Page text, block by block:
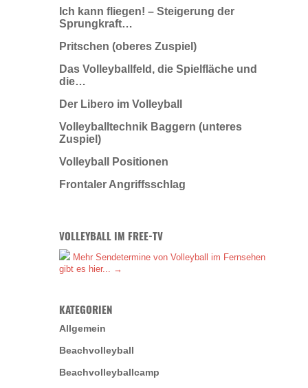
Ich kann fliegen! – Steigerung der
Sprungkraft…
Pritschen (oberes Zuspiel)
Das Volleyballfeld, die Spielfläche und
die…
Der Libero im Volleyball
Volleyballtechnik Baggern (unteres
Zuspiel)
Volleyball Positionen
Frontaler Angriffsschlag
VOLLEYBALL IM FREE-TV
Mehr Sendetermine von Volleyball im Fernsehen
gibt es hier... →
KATEGORIEN
Allgemein
Beachvolleyball
Beachvolleyballcamp